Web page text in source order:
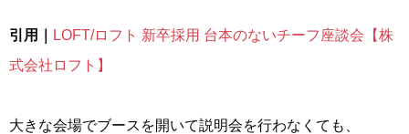
引用｜
LOFT/ロフト 新卒採用 台本のないチーフ座談会【株
式会社ロフト】
大きな会場でブースを開いて説明会を行わなくても、